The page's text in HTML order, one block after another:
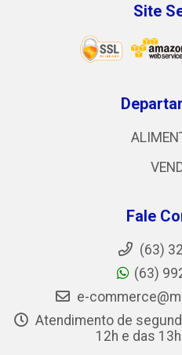
Site
Fale
(63)
(63)
e-
Atendimento de
12h e das